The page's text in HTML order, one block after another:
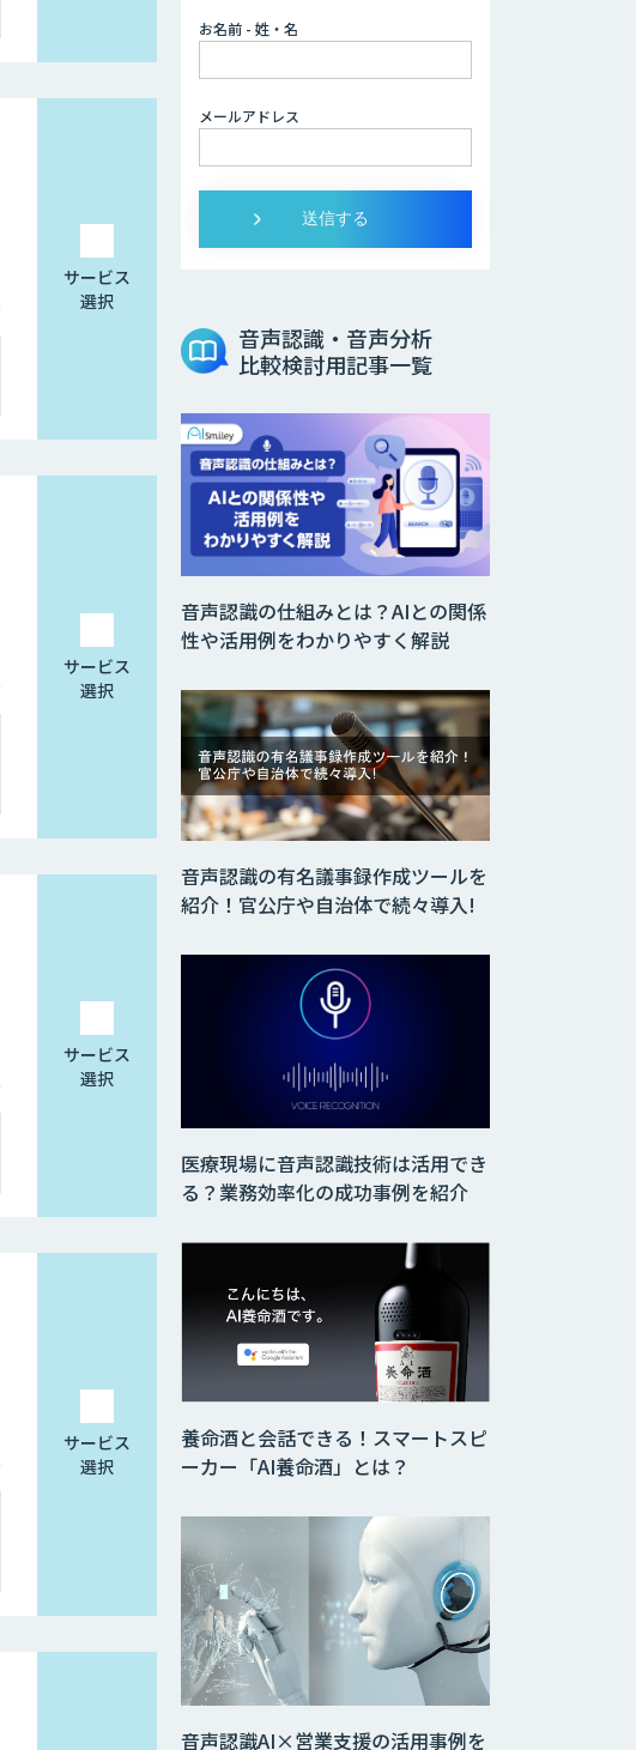
サービス
選択
サービス
選択
サービス
選択
サービス
選択
お名前 - 姓・名
メールアドレス
音声認識・音声分析
比較検討用記事一覧
音声認識AI×営業支援の活用事例を
音声認識の有名議事録作成ツールを
紹介！官公庁や自治体で続々導入!
養命酒と会話できる！スマートスピ
ーカー「AI養命酒」とは？
音声認識の仕組みとは？AIとの関係
性や活用例をわかりやすく解説
医療現場に音声認識技術は活用でき
る？業務効率化の成功事例を紹介